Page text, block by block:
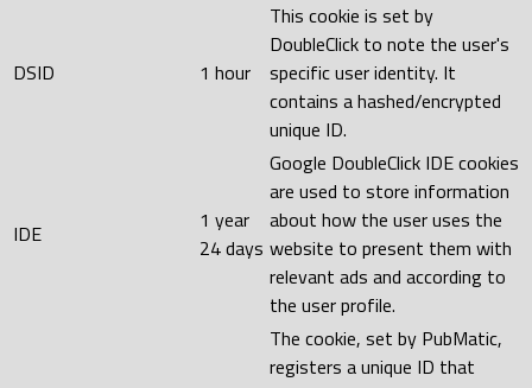
DSID 1 hour
This cookie is set by
DoubleClick to note the user's
specific user identity. It
contains a hashed/encrypted
unique ID.
IDE
1 year
24 days
Google DoubleClick IDE cookies
are used to store information
about how the user uses the
website to present them with
relevant ads and according to
the user profile.
The cookie, set by PubMatic,
registers a unique ID that